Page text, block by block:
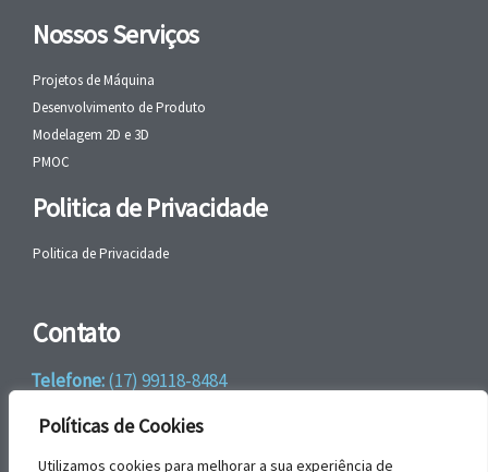
Políticas de Cookies
Utilizamos cookies para melhorar a sua experiência de
Nossos Serviços
Projetos de Máquina
Desenvolvimento de Produto
Modelagem 2D e 3D
PMOC
Politica de Privacidade
Politica de Privacidade
Contato
Telefone:(17) 99118-8484
WhatsApp:+55 (17) 99118-8484
email:faleconosco@gbrengenharia.com